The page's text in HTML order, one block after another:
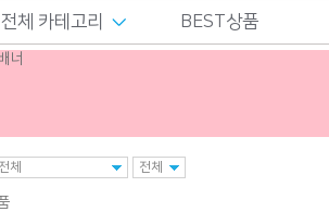
전체 카테고리 BEST상품